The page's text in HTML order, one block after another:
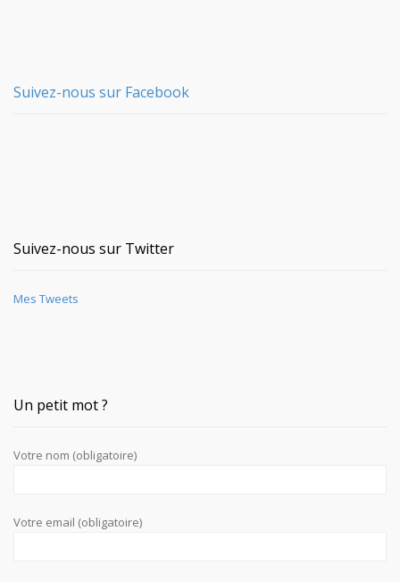
Suivez-nous sur Facebook
Suivez-nous sur Twitter
Mes Tweets
Un petit mot ?
Votre nom (obligatoire)
Votre email (obligatoire)